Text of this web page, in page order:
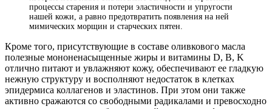
процессы старения и потери эластичности и упругости
нашей кожи, а равно предотвратить появления на ней
мимических морщин и старческих пятен.
Кроме того, присутствующие в составе оливкового масла
полезные мононенасыщенные жиры и витамины D, B, K
отлично питают и увлажняют кожу, обеспечивают ее гладкую
нежную структуру и восполняют недостаток в клетках
эпидермиса коллагенов и эластинов. При этом они также
активно сражаются со свободными радикалами и превосходно